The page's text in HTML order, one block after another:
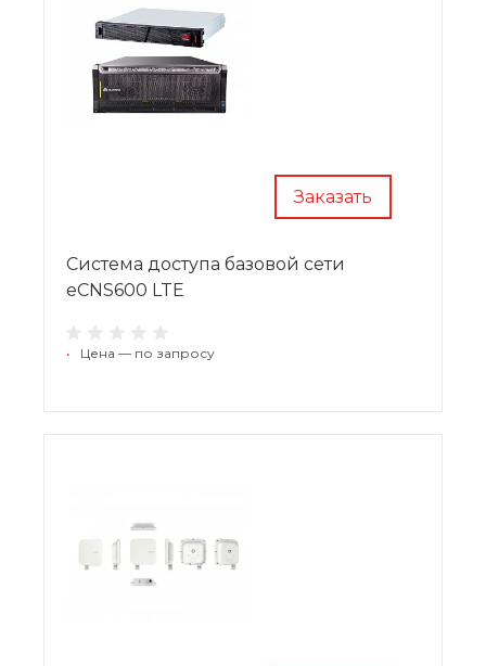
Заказать
Система доступа базовой сети
eCNS600 LTE
• Цена — по запросу